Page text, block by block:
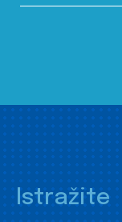
Istražite